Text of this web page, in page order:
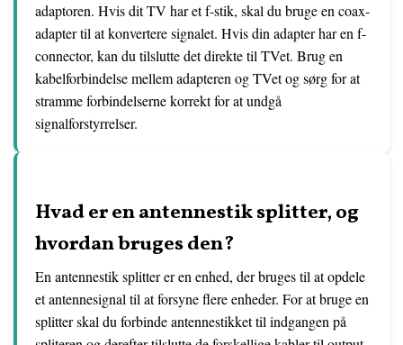
adaptoren. Hvis dit TV har et f-stik, skal du bruge en coax-
adapter til at konvertere signalet. Hvis din adapter har en f-
connector, kan du tilslutte det direkte til TVet. Brug en
kabelforbindelse mellem adapteren og TVet og sørg for at
stramme forbindelserne korrekt for at undgå
signalforstyrrelser.
Hvad er en antennestik splitter, og
hvordan bruges den?
En antennestik splitter er en enhed, der bruges til at opdele
et antennesignal til at forsyne flere enheder. For at bruge en
splitter skal du forbinde antennestikket til indgangen på